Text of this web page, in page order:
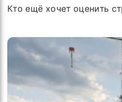
Кто ещё хочет оценить